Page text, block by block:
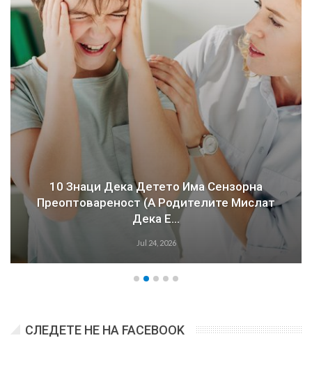
10 Знаци Дека Детето Има Сензорна
Преоптовареност (а Родителите Мислат
Дека Е…
Jul 24, 2026
СЛЕДЕТЕ НЕ НА FACEBOOK